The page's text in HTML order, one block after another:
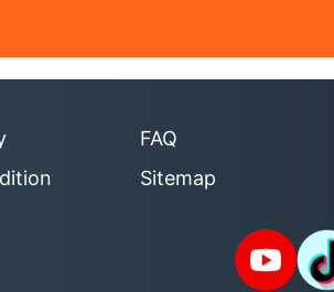
FAQ
Sitemap